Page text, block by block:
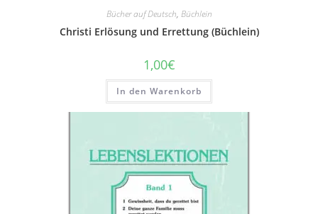
Bücher auf Deutsch, Büchlein
Christi Erlösung und Errettung (Büchlein)
1,00€
In den Warenkorb